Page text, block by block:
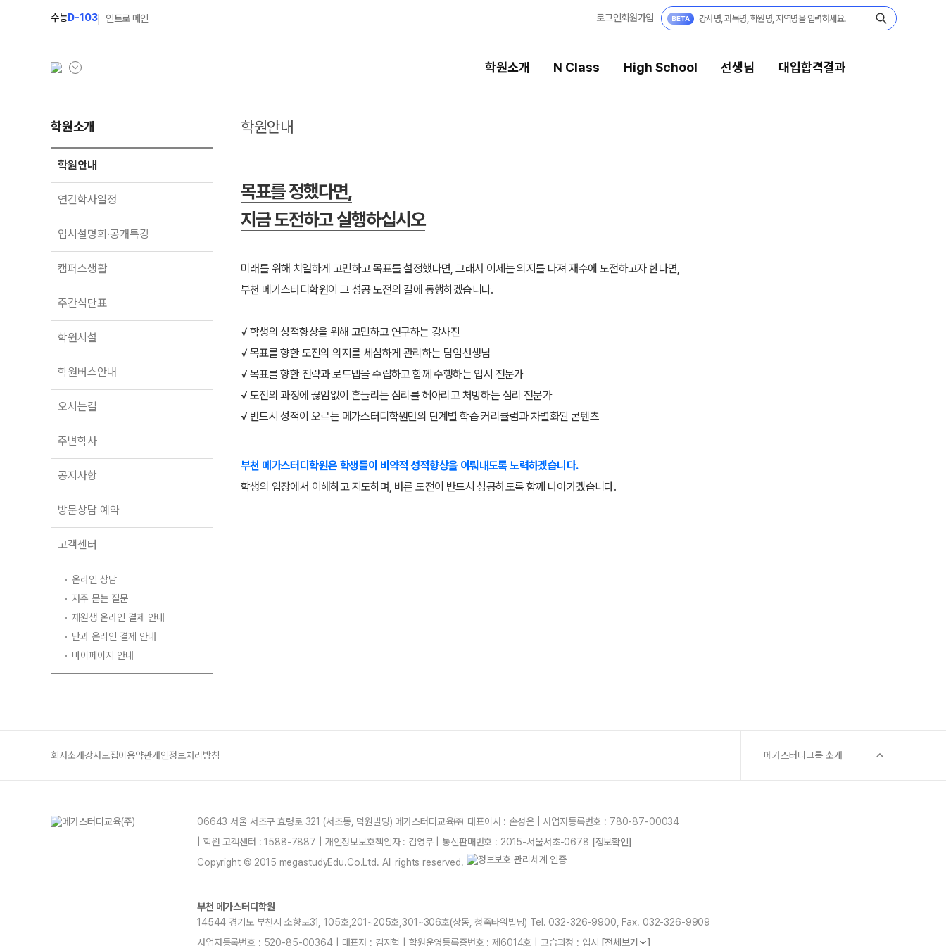
수능D-103 인트로 메인 로그인회원가입
학원소개 N Class High School 선생님 대입합격결과
학원소개
학원안내
연간학사일정
캠퍼스생활
주간식단표
학원시설
학원버스안내
오시는길
주변학사
공지사항
방문상담 예약
온라인 상담
자주 묻는 질문
재원생 온라인 결제 안내
단과 온라인 결제 안내
마이페이지 안내
N Class
2027 반수반
2027 파이널 정규반
N
2027 N수 정규반
2027 윈터스쿨
전국 대단위 실전 모의고사
메가X대성 더 프리미엄 모의고사
실시간 질문답변 앱 QUBE
학원소개
학원안내
연간학사일정
입시설명회·공개특강
캠퍼스생활
주간식단표
학원시설
학원버스안내
오시는길
주변학사
공지사항
방문상담 예약
고객센터
온라인 상담
자주 묻는 질문
재원생 온라인 결제 안내
단과 온라인 결제 안내
마이페이지 안내
학원안내
목표를 정했다면,
지금 도전하고 실행하십시오
미래를 위해 치열하게 고민하고 목표를 설정했다면, 그래서 이제는 의지를 다져 재수에 도전하고자 한다면,
부천 메가스터디학원이 그 성공 도전의 길에 동행하겠습니다.
√ 학생의 성적향상을 위해 고민하고 연구하는 강사진
√ 목표를 향한 도전의 의지를 세심하게 관리하는 담임선생님
√ 목표를 향한 전략과 로드맵을 수립하고 함께 수행하는 입시 전문가
√ 도전의 과정에 끊임없이 흔들리는 심리를 헤아리고 처방하는 심리 전문가
√ 반드시 성적이 오르는 메가스터디학원만의 단계별 학습 커리큘럼과 차별화된 콘텐츠
부천 메가스터디학원은 학생들이 비약적 성적향상을 이뤄내도록 노력하겠습니다.
학생의 입장에서 이해하고 지도하며, 바른 도전이 반드시 성공하도록 함께 나아가겠습니다.
회사소개강사모집이용약관개인정보처리방침 메가스터디그룹 소개
06643 서울 서초구 효령로 321 (서초동, 덕원빌딩) 메가스터디교육㈜ 대표이사 : 손성은 | 사업자등록번호 : 780-87-00034
| 학원 고객센터 : 1588-7887 | 개인정보보호책임자 : 김영무 | 통신판매번호 : 2015-서울서초-0678 [정보확인]
Copyright © 2015 megastudyEdu.Co.Ltd. All rights reserved.
부천 메가스터디학원
14544 경기도 부천시 소향로31, 105호,201~205호,301~306호(상동, 청죽타워빌딩) Tel. 032-326-9900, Fax. 032-326-9909
사업자등록번호 : 520-85-00364 | 대표자 : 김지혁 | 학원운영등록증번호 : 제6014호 | 교습과정 : 입시 [전체보기 ]